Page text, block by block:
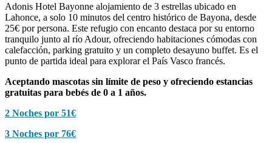
Adonis Hotel Bayonne alojamiento de 3 estrellas ubicado en
Lahonce, a solo 10 minutos del centro histórico de Bayona, desde
25€ por persona. Este refugio con encanto destaca por su entorno
tranquilo junto al río Adour, ofreciendo habitaciones cómodas con
calefacción, parking gratuito y un completo desayuno buffet. Es el
punto de partida ideal para explorar el País Vasco francés.
Aceptando mascotas sin límite de peso y ofreciendo estancias
gratuitas para bebés de 0 a 1 años.
2 Noches por 51€
3 Noches por 76€